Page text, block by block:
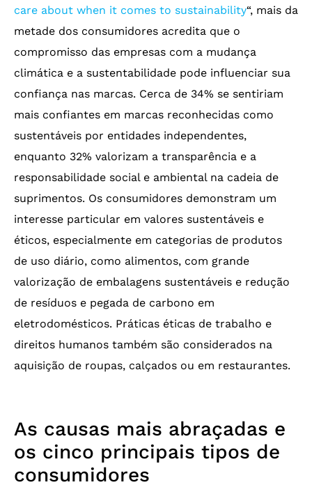
care about when it comes to sustainability“, mais da
metade dos consumidores acredita que o
compromisso das empresas com a mudança
climática e a sustentabilidade pode influenciar sua
confiança nas marcas. Cerca de 34% se sentiriam
mais confiantes em marcas reconhecidas como
sustentáveis por entidades independentes,
enquanto 32% valorizam a transparência e a
responsabilidade social e ambiental na cadeia de
suprimentos. Os consumidores demonstram um
interesse particular em valores sustentáveis e
éticos, especialmente em categorias de produtos
de uso diário, como alimentos, com grande
valorização de embalagens sustentáveis e redução
de resíduos e pegada de carbono em
eletrodomésticos. Práticas éticas de trabalho e
direitos humanos também são considerados na
aquisição de roupas, calçados ou em restaurantes.
As causas mais abraçadas e
os cinco principais tipos de
consumidores